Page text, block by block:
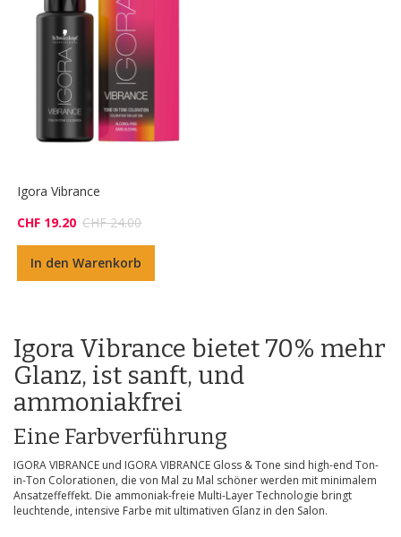
Igora Vibrance
CHF 19.20 CHF 24.00
In den Warenkorb
Igora Vibrance bietet 70% mehr
Glanz, ist sanft, und
ammoniakfrei
Eine Farbverführung
IGORA VIBRANCE und IGORA VIBRANCE Gloss & Tone sind high-end Ton-
in-Ton Colorationen, die von Mal zu Mal schöner werden mit minimalem
Ansatzeffeffekt. Die ammoniak-freie Multi-Layer Technologie bringt
leuchtende, intensive Farbe mit ultimativen Glanz in den Salon.